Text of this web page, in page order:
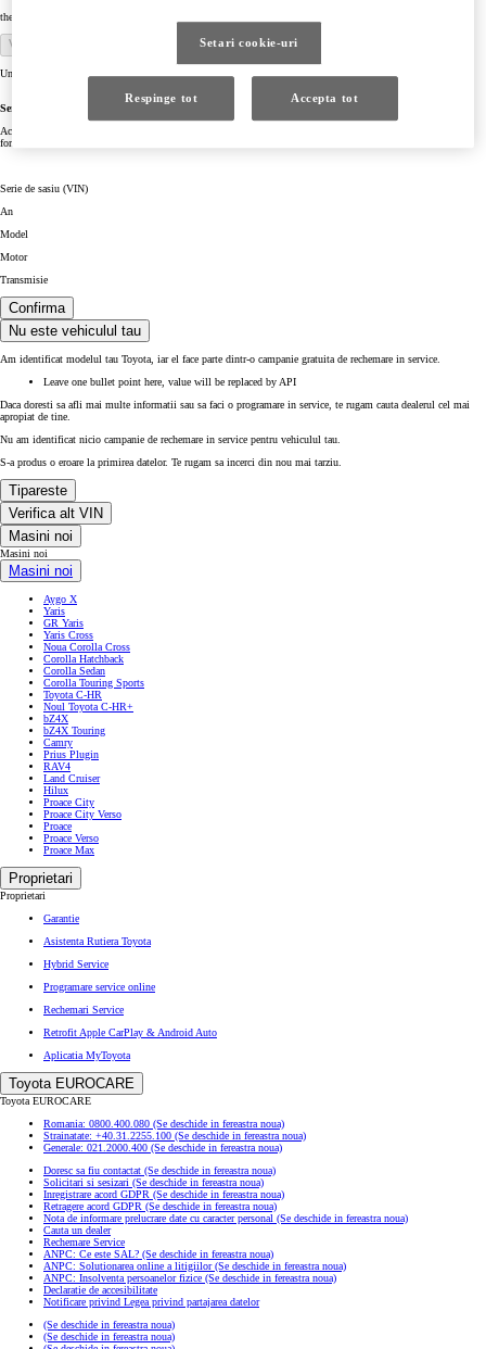
the number of characters must be equal to 17
Verifica acum
Unde pot gasi seria de sasiu (VIN) a masinii mele?
Seria de sasiu a masinii (VIN)
Aceasta informatie poate fi gasita in masina sau in documentele masinii (ex. talon). Este un cod alfanumeric
format din 17 caractere.
Serie de sasiu (VIN)
An
Model
Motor
Transmisie
Confirma
Nu este vehiculul tau
Am identificat modelul tau Toyota, iar el face parte dintr-o campanie gratuita de rechemare in service.
Leave one bullet point here, value will be replaced by API
Daca doresti sa afli mai multe informatii sau sa faci o programare in service, te rugam cauta dealerul cel mai
apropiat de tine.
Nu am identificat nicio campanie de rechemare in service pentru vehiculul tau.
S-a produs o eroare la primirea datelor. Te rugam sa incerci din nou mai tarziu.
Tipareste
Verifica alt VIN
Masini noi
Masini noi
Masini noi
Aygo X
Yaris
GR Yaris
Yaris Cross
Noua Corolla Cross
Corolla Hatchback
Corolla Sedan
Corolla Touring Sports
Toyota C-HR
Noul Toyota C-HR+
bZ4X
bZ4X Touring
Camry
Prius Plugin
RAV4
Land Cruiser
Hilux
Proace City
Proace City Verso
Proace
Proace Verso
Proace Max
Proprietari
Proprietari
Garantie
Asistenta Rutiera Toyota
Hybrid Service
Programare service online
Rechemari Service
Retrofit Apple CarPlay & Android Auto
Aplicatia MyToyota
Toyota EUROCARE
Toyota EUROCARE
Romania: 0800.400.080 (Se deschide in fereastra noua)
Strainatate: +40.31.2255.100 (Se deschide in fereastra noua)
Generale: 021.2000.400 (Se deschide in fereastra noua)
Doresc sa fiu contactat (Se deschide in fereastra noua)
Solicitari si sesizari (Se deschide in fereastra noua)
Inregistrare acord GDPR (Se deschide in fereastra noua)
Retragere acord GDPR (Se deschide in fereastra noua)
Nota de informare prelucrare date cu caracter personal (Se deschide in fereastra noua)
Cauta un dealer
Rechemare Service
ANPC: Ce este SAL? (Se deschide in fereastra noua)
ANPC: Solutionarea online a litigiilor(Se deschide in fereastra noua)
ANPC: Insolventa persoanelor fizice (Se deschide in fereastra noua)
Declaratie de accesibilitate
Notificare privind Legea privind partajarea datelor
(Se deschide in fereastra noua)
(Se deschide in fereastra noua)
Setari cookie-uri
Respinge tot Accepta tot